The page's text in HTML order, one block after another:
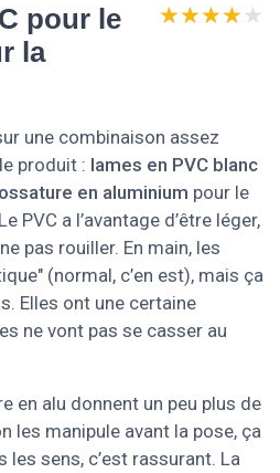
pour le
la
★★★★★
★★★★★
une combinaison assez
produit : lames en PVC blanc
ossature en aluminium pour le
PVC a l’avantage d’être léger,
pas rouiller. En main, les
(normal, c’en est), mais ça
Elles ont une certaine
ne vont pas se casser au
en alu donnent un peu plus de
les manipule avant la pose, ça
sens, c’est rassurant. La